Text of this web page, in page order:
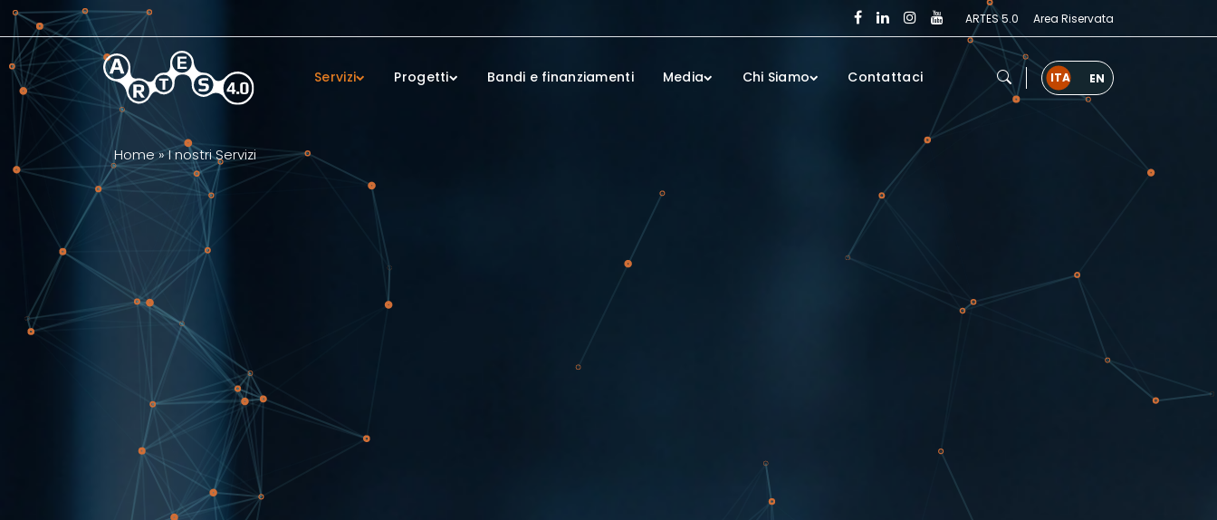
Skip to main content ARTES 5.0 Area Riservata
Servizi Progetti Bandi e finanziamenti Media Chi Siamo Contattaci
Home»I nostri Servizi